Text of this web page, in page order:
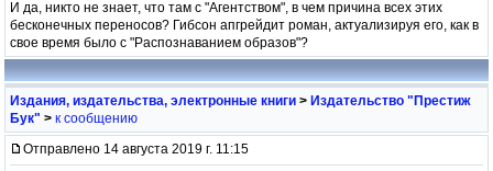
И да, никто не знает, что там с "Агентством", в чем причина всех этих
бесконечных переносов? Гибсон апгрейдит роман, актуализируя его, как в
свое время было с "Распознаванием образов"?
Издания, издательства, электронные книги > Издательство "Престиж
Бук" > к сообщению
Отправлено 14 августа 2019 г. 11:15